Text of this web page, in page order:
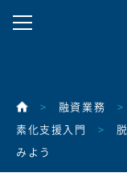
> 融資業務 >
素化支援入門 >
みよう